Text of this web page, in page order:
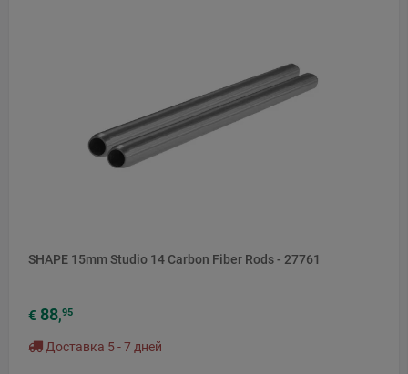
SHAPE 15mm Studio 14 Carbon Fiber Rods - 27761
€ 88,95
Доставка 5 - 7 дней